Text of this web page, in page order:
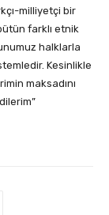
milliyetçi bir
farklı etnik
halklarla
Kesinlikle
maksadını